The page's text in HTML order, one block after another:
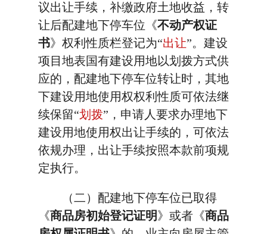
议出让手续，补缴政府土地收益，转
让后配建地下停车位《不动产权证
书》权利性质栏登记为“出让”。建设
项目地表国有建设用地以划拨方式供
应的，配建地下停车位转让时，其地
下建设用地使用权权利性质可依法继
续保留“划拨”，申请人要求办理地下
建设用地使用权出让手续的，可依法
依规办理，出让手续按照本款前项规
定执行。
（二）配建地下停车位已取得
《商品房初始登记证明》或者《商品